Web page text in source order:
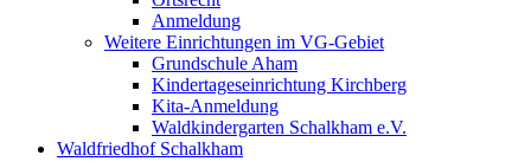
Anmeldung
Weitere Einrichtungen im VG-Gebiet
Grundschule Aham
Kindertageseinrichtung Kirchberg
Kita-Anmeldung
Waldkindergarten Schalkham e.V.
Waldfriedhof Schalkham